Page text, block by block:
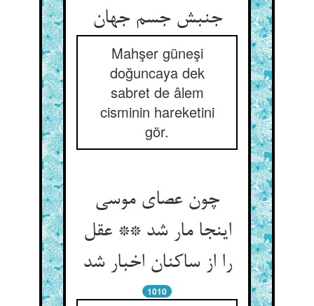
جنبش جسم جهان
Mahşer güneşi
doğuncaya dek
sabret de âlem
cisminin hareketini
gör.
چون عصای موسی
اینجا مار شد ** عقل
را از ساکنان اخبار شد
1010